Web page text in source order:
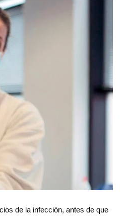
de la infección, antes de que